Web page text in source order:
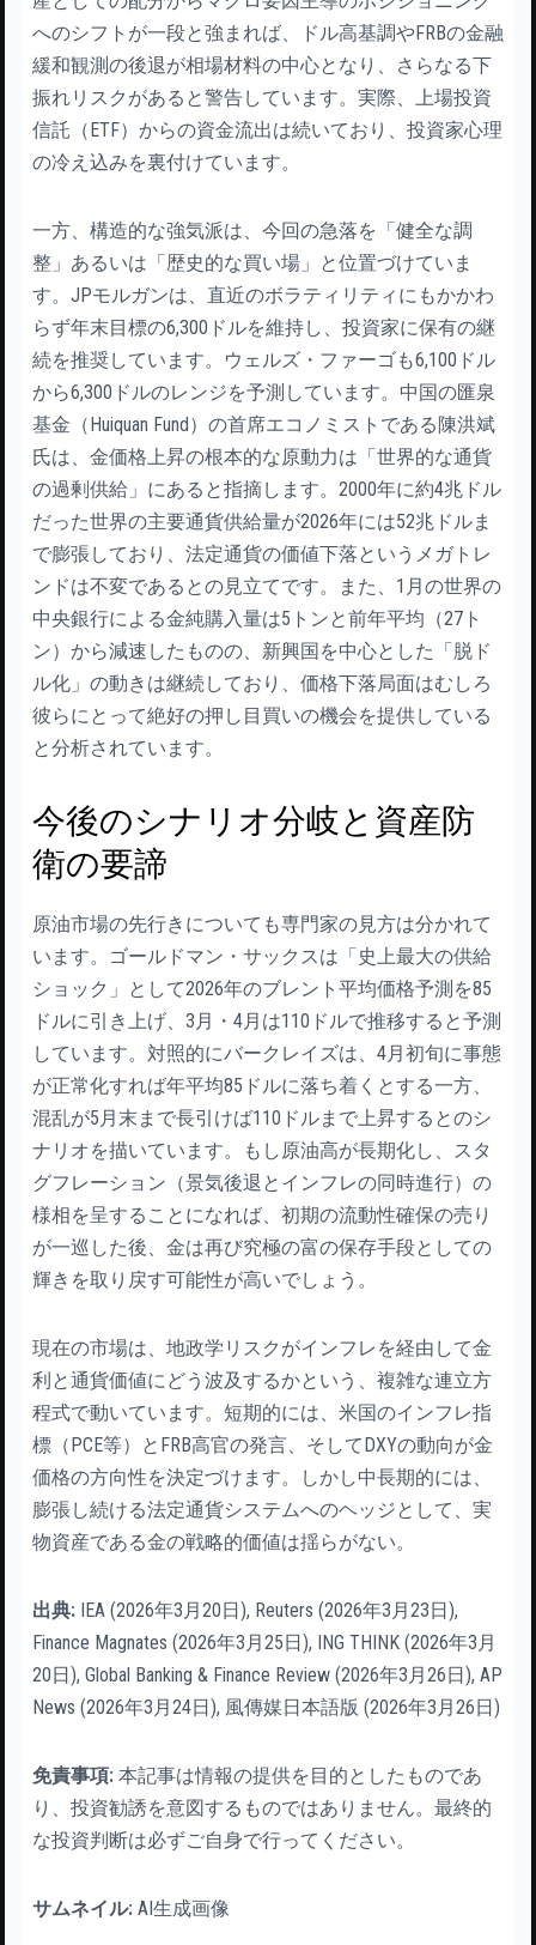
へのシフトが一段と強まれば、ドル高基調やFRBの金融
緩和観測の後退が相場材料の中心となり、さらなる下
振れリスクがあると警告しています。実際、上場投資
信託（ETF）からの資金流出は続いており、投資家心理
の冷え込みを裏付けています。
一方、構造的な強気派は、今回の急落を「健全な調
整」あるいは「歴史的な買い場」と位置づけていま
す。JPモルガンは、直近のボラティリティにもかかわ
らず年末目標の6,300ドルを維持し、投資家に保有の継
続を推奨しています。ウェルズ・ファーゴも6,100ドル
から6,300ドルのレンジを予測しています。中国の匯泉
基金（Huiquan Fund）の首席エコノミストである陳洪斌
氏は、金価格上昇の根本的な原動力は「世界的な通貨
の過剰供給」にあると指摘します。2000年に約4兆ドル
だった世界の主要通貨供給量が2026年には52兆ドルま
で膨張しており、法定通貨の価値下落というメガトレ
ンドは不変であるとの見立てです。また、1月の世界の
中央銀行による金純購入量は5トンと前年平均（27ト
ン）から減速したものの、新興国を中心とした「脱ド
ル化」の動きは継続しており、価格下落局面はむしろ
彼らにとって絶好の押し目買いの機会を提供している
と分析されています。
今後のシナリオ分岐と資産防
衛の要諦
原油市場の先行きについても専門家の見方は分かれて
います。ゴールドマン・サックスは「史上最大の供給
ショック」として2026年のブレント平均価格予測を85
ドルに引き上げ、3月・4月は110ドルで推移すると予測
しています。対照的にバークレイズは、4月初旬に事態
が正常化すれば年平均85ドルに落ち着くとする一方、
混乱が5月末まで長引けば110ドルまで上昇するとのシ
ナリオを描いています。もし原油高が長期化し、スタ
グフレーション（景気後退とインフレの同時進行）の
様相を呈することになれば、初期の流動性確保の売り
が一巡した後、金は再び究極の富の保存手段としての
輝きを取り戻す可能性が高いでしょう。
現在の市場は、地政学リスクがインフレを経由して金
利と通貨価値にどう波及するかという、複雑な連立方
程式で動いています。短期的には、米国のインフレ指
標（PCE等）とFRB高官の発言、そしてDXYの動向が金
価格の方向性を決定づけます。しかし中長期的には、
膨張し続ける法定通貨システムへのヘッジとして、実
物資産である金の戦略的価値は揺らがない。
出典: IEA (2026年3月20日), Reuters (2026年3月23日),
Finance Magnates (2026年3月25日), ING THINK (2026年3月
20日), Global Banking & Finance Review (2026年3月26日), AP
News (2026年3月24日), 風傳媒日本語版 (2026年3月26日)
免責事項: 本記事は情報の提供を目的としたものであ
り、投資勧誘を意図するものではありません。最終的
な投資判断は必ずご自身で行ってください。
サムネイル: AI生成画像